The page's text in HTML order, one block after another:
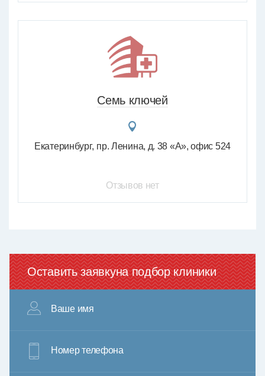
Семь ключей
Екатеринбург пр. Ленина, д. 38 «А», офис 524
Отзывов нет
Оставить заявкуна подбор клиники
Ваше имя
Номер телефона